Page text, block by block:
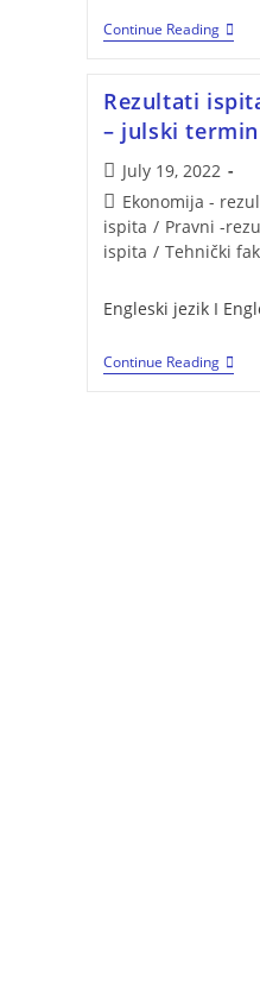
Continue Reading
Rezultati
– julski termin
July 19, 2022
Ekonomija -
ispita / Pravni -
ispita / Tehnički
Engleski jezik I
Continue Reading